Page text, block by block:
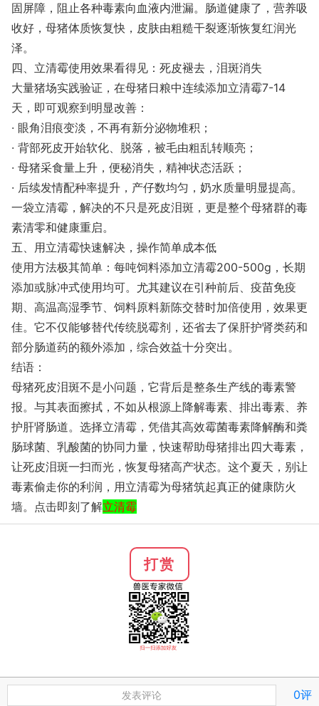
固屏障，阻止各种毒素向血液内泄漏。肠道健康了，营养吸
收好，母猪体质恢复快，皮肤由粗糙干裂逐渐恢复红润光
泽。
四、立清霉使用效果看得见：死皮褪去，泪斑消失
大量猪场实践验证，在母猪日粮中连续添加立清霉7-14
天，即可观察到明显改善：
· 眼角泪痕变淡，不再有新分泌物堆积；
· 背部死皮开始软化、脱落，被毛由粗乱转顺亮；
· 母猪采食量上升，便秘消失，精神状态活跃；
· 后续发情配种率提升，产仔数均匀，奶水质量明显提高。
一袋立清霉，解决的不只是死皮泪斑，更是整个母猪群的毒
素清零和健康重启。
五、用立清霉快速解决，操作简单成本低
使用方法极其简单：每吨饲料添加立清霉200-500g，长期
添加或脉冲式使用均可。尤其建议在引种前后、疫苗免疫
期、高温高湿季节、饲料原料新陈交替时加倍使用，效果更
佳。它不仅能够替代传统脱霉剂，还省去了保肝护肾类药和
部分肠道药的额外添加，综合效益十分突出。
结语：
母猪死皮泪斑不是小问题，它背后是整条生产线的毒素警
报。与其表面擦拭，不如从根源上降解毒素、排出毒素、养
护肝肾肠道。选择立清霉，凭借其高效霉菌毒素降解酶和粪
肠球菌、乳酸菌的协同力量，快速帮助母猪排出四大毒素，
让死皮泪斑一扫而光，恢复母猪高产状态。这个夏天，别让
毒素偷走你的利润，用立清霉为母猪筑起真正的健康防火
墙。点击即刻了解立清霉
打赏
发表评论 0评